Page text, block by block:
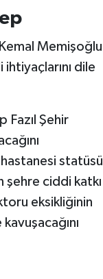
Memişoğlu
ihtiyaçlarını dile
Fazıl Şehir
statüsü
şehre ciddi katkı
eksikliğinin